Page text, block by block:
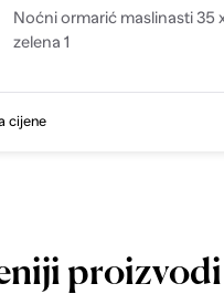
Noćni ormarić maslinasti 35
zelena 1
cijene
proizvodi